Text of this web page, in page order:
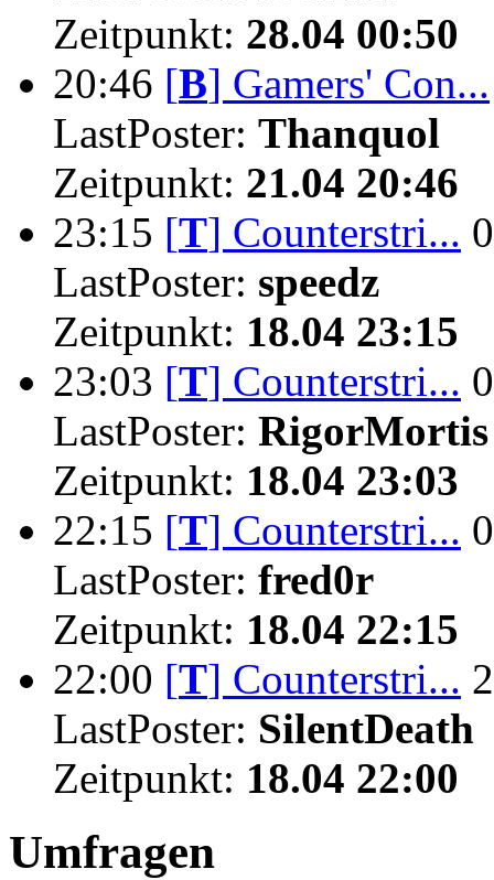
Zeitpunkt: 28.04 00:50
20:46 [B] Gamers' Con...
LastPoster: Thanquol
Zeitpunkt: 21.04 20:46
23:15 [T] Counterstri... 0
LastPoster: speedz
Zeitpunkt: 18.04 23:15
23:03 [T] Counterstri... 0
LastPoster: RigorMortis
Zeitpunkt: 18.04 23:03
22:15 [T] Counterstri... 0
LastPoster: fred0r
Zeitpunkt: 18.04 22:15
22:00 [T] Counterstri... 2
LastPoster: SilentDeath
Zeitpunkt: 18.04 22:00
Umfragen